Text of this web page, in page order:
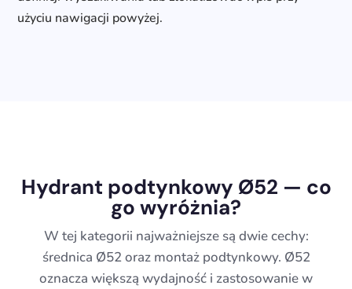
użyciu nawigacji powyżej.
Hydrant podtynkowy Ø52 — co
go wyróżnia?
W tej kategorii najważniejsze są dwie cechy:
średnica Ø52 oraz montaż podtynkowy. Ø52
oznacza większą wydajność i zastosowanie w